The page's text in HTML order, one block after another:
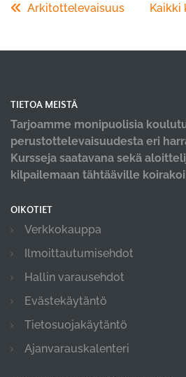
Arkitottelevaisuus Kaikki
TIETOA MEISTÄ
Tarjoamme monipuolisia
perustottelevaisuudesta eri
Kursseja saatavana sekä
kilpailemaan tähtääville
OIKOTIET
Verkkokauppa
Ilmoittautumisehdot
Hallin varausehdot
Evästekäytäntö
Tietosuojakäytäntö
Ajanvarauskalenteri